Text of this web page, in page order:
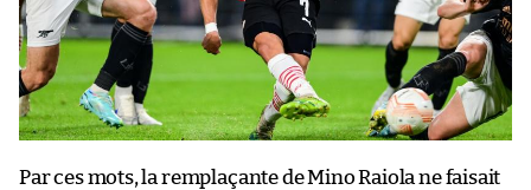
Par ces mots, la remplaçante de Mino Raiola ne faisait